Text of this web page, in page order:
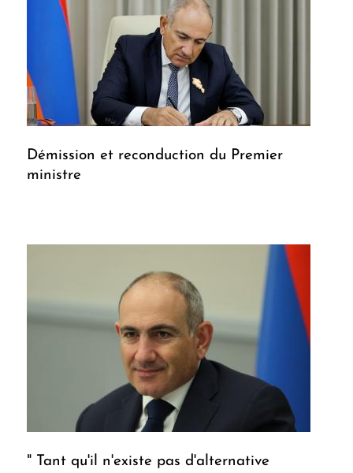
Démission et reconduction du Premier
ministre
" Tant qu'il n'existe pas d'alternative